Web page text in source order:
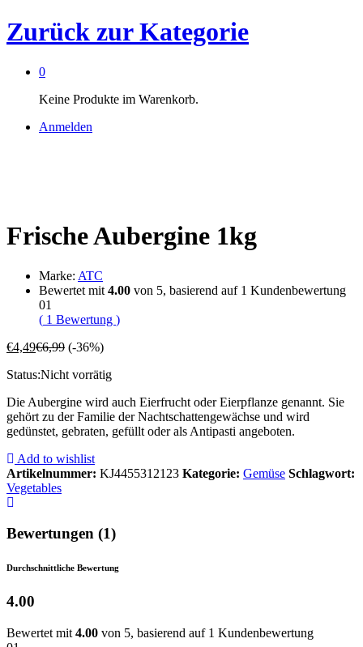
Zurück zurKategorie
0
Keine Produkte im Warenkorb.
Anmelden
Frische Aubergine 1kg
Marke: ATC
Bewertet mit 4.00 von 5, basierend auf 1 Kundenbewertung
01
( 1 Bewertung )
€4,49€6,99 (-36%)
Status:Nicht vorrätig
Die Aubergine wird auch Eierfrucht oder Eierpflanze genannt. Sie
gehört zu der Familie der Nachtschattengewächse und wird
gedünstet, gebraten, gefüllt oder als Antipasti angeboten.
Add to wishlist
Artikelnummer: KJ4455312123 Kategorie: Gemüse Schlagwort:
Vegetables
Bewertungen (1)
Durchschnittliche Bewertung
4.00
Bewertet mit 4.00 von 5, basierend auf 1 Kundenbewertung